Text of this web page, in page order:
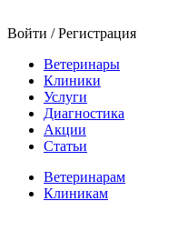
Войти / Регистрация
Ветеринары
Клиники
Услуги
Диагностика
Акции
Статьи
Ветеринарам
Клиникам